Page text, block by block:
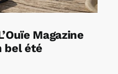
Magazine
bel été